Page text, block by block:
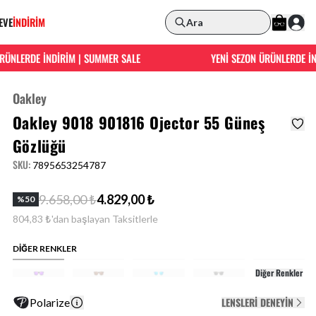
İNDİRİM Ara
İNDİRİM | SUMMER SALE YENİ SEZON ÜRÜNLERDE
Oakley
Oakley 9018 901816 Ojector 55 Güneş
Gözlüğü
SKU: 7895653254787
%50 9.658,00 ₺4.829,00 ₺
804,83 ₺'dan başlayan Taksitlerle
DİĞER RENKLER
Diğer Renkler
Polarize LENSLERI DENEYIN